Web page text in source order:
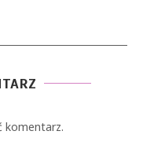
komentarz.